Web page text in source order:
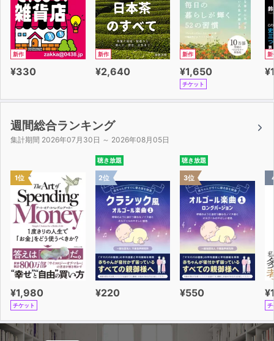
新作
¥330
新作
¥2,640
新作
¥1,650
チケット
新
週間総合ランキング
集計期間 2026年07月30日 ～ 2026年08月05日
1位
¥1,980
チケット
聴き放題
2位
¥220
聴き放題
3位
¥550
チ